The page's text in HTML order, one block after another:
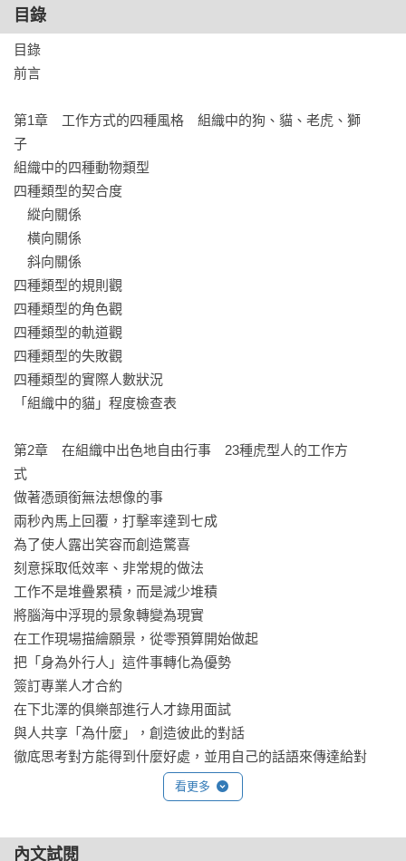
□曾經泰然自若地忽視那些違反自己信念的工作指示。
□對於頭銜、或者為了出人頭地而競爭取勝之類的事情不感興
趣。
□無法接受一直被要求去做那些既不適合自己、也不一定要由自
□看見公司內其他員工達到職涯道路頂峰的姿態時，不感到興
奮。
□比起不要失敗，更重視「就算會挨罵也要去挑戰」。
□不擅長被編入群體中做事。
□討厭別人對自己施加從眾壓力，也討厭自己對別人施加從眾壓
力。
（勾選項目越多，你就是越典型的貓型人！）
▲10項共同特性X23種工作方式＝成為一流的貓系工作者！
作者採訪十多名就職於銀行、各類企業，甚至是公家機構中的
虎型上班族，
提煉他們的工作心法與作風，為「隱藏的貓」提供適合的工作
方式，例如：
‧把「外行人」身分轉化為優勢，走出專家沒想過的路。
‧不刻意建立人脈，只要待人真誠，就有他人引介牽線的機
緣。
▲貓型人大進擊！當前工作型態的變化，正適合你發揮天性～
許多過時的價值與組織如今亟待重新編制、轉型，
不受束縛的貓型人更可能成為創造公司新價值的變革人才，
享受自由工作的樂趣，並取得出色成果！
◆對「工作時只能隱藏真面目」感到迷惘的上班族必讀
◆渴望在公司內自由行事、享受工作成果的白領菁英必讀
◆需要變革人才的人資、企業管理者與創業者必讀
專業推薦
愛瑞克　《內在原力》作者、TMBA共同創辦人
趙胤丞　振邦顧問執行長、高效人生商學院Podcast主持人
目錄
目錄
前言
第1章　工作方式的四種風格　組織中的狗、貓、老虎、獅
子
組織中的四種動物類型
四種類型的契合度
縱向關係
橫向關係
斜向關係
四種類型的規則觀
四種類型的角色觀
四種類型的軌道觀
四種類型的失敗觀
四種類型的實際人數狀況
「組織中的貓」程度檢查表
第2章　在組織中出色地自由行事　23種虎型人的工作方
式
做著憑頭銜無法想像的事
兩秒內馬上回覆，打擊率達到七成
為了使人露出笑容而創造驚喜
刻意採取低效率、非常規的做法
工作不是堆疊累積，而是減少堆積
將腦海中浮現的景象轉變為現實
在工作現場描繪願景，從零預算開始做起
把「身為外行人」這件事轉化為優勢
簽訂專業人才合約
在下北澤的俱樂部進行人才錄用面試
與人共享「為什麼」，創造彼此的對話
徹底思考對方能得到什麼好處，並用自己的話語來傳達給對
職務不是「攀登的山」，而是「流動的河」
「出島式」的工作
看更多
內文試閱